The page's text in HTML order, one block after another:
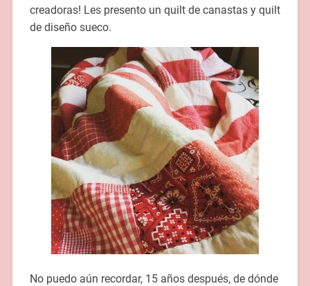
creadoras! Les presento un quilt de canastas y quilt
de diseño sueco.
No puedo aún recordar, 15 años después, de dónde